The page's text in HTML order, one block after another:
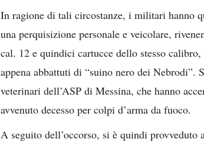
In ragione di tali circostanze, i militari hanno
una perquisizione personale e veicolare,
cal. 12 e quindici cartucce dello stesso
appena abbattuti di “suino nero dei Nebrodi”.
veterinari dell’ASP di Messina, che hanno
avvenuto decesso per colpi d’arma da fuoco.
A seguito dell’occorso, si è quindi